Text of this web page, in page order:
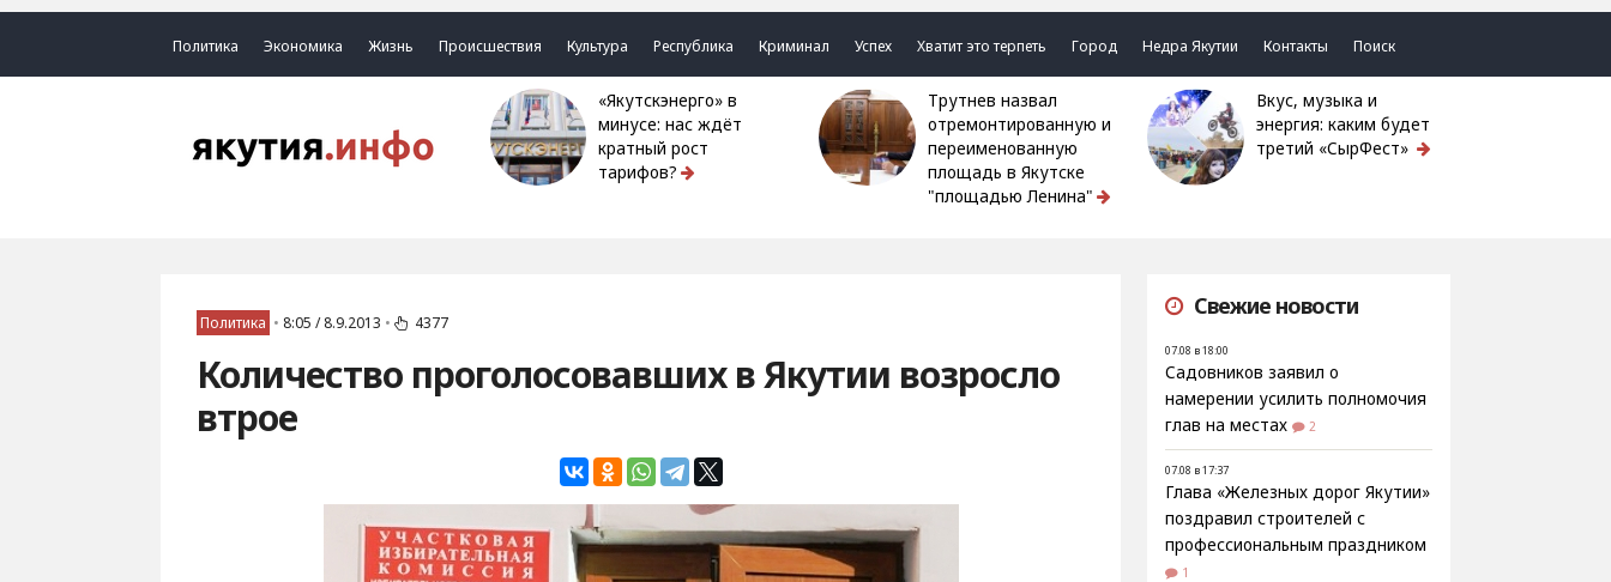
Политика Экономика Жизнь Происшествия Культура Республика Криминал Успех Хватит это терпеть Город Недра Якутии Контакты Поиск
«Якутскэнерго» в
минусе: нас ждёт
кратный рост
тарифов?
Трутнев назвал
отремонтированную и
переименованную
площадь в Якутске
"площадью Ленина"
Вкус, музыка и
энергия: каким будет
третий «СырФест»
Политика • 8:05 / 8.9.2013 • 4377
Количество проголосовавших в Якутии возросло
втрое
Свежие новости
07.08 в 18:00
Садовников заявил о
намерении усилить полномочия
глав на местах
2
07.08 в 17:37
Глава «Железных дорог Якутии»
поздравил строителей с
профессиональным праздником
1